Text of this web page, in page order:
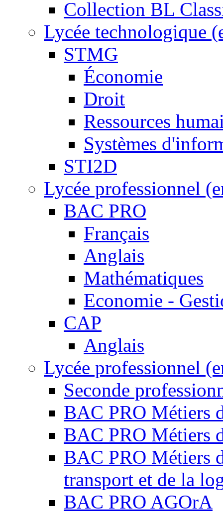
Collection BL
Lycée technologique
STMG
Économie
Droit
Ressources
Systèmes
STI2D
Lycée professionnel
BAC PRO
Français
Anglais
Mathématiques
Economie -
CAP
Anglais
Lycée professionnel
Seconde
BAC PRO Métiers
BAC PRO Métiers
BAC PRO Métiers
transport et de la
BAC PRO AGOrA